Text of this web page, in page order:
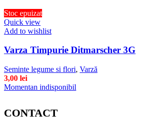
Stoc epuizat
Quick view
Add to wishlist
Varza Timpurie Ditmarscher 3G
Seminte legume si flori, Varză
3,00 lei
Momentan indisponibil
CONTACT